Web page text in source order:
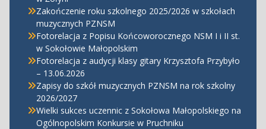
Zakończenie roku szkolnego 2025/2026 w szkołach
muzycznych PZNSM
Fotorelacja z Popisu Końcoworocznego NSM I i II st.
w Sokołowie Małopolskim
Fotorelacja z audycji klasy gitary Krzysztofa Przybyło
– 13.06.2026
Zapisy do szkół muzycznych PZNSM na rok szkolny
2026/2027
Wielki sukces uczennic z Sokołowa Małopolskiego na
Ogólnopolskim Konkursie w Pruchniku